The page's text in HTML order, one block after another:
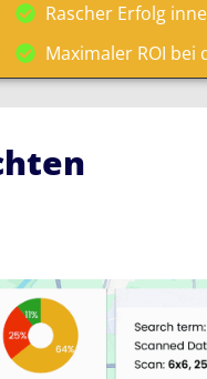
Rascher Erfolg
Maximaler ROI